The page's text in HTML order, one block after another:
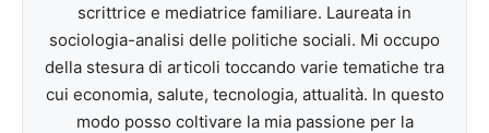
scrittrice e mediatrice familiare. Laureata in
sociologia-analisi delle politiche sociali. Mi occupo
della stesura di articoli toccando varie tematiche tra
cui economia, salute, tecnologia, attualità. In questo
modo posso coltivare la mia passione per la